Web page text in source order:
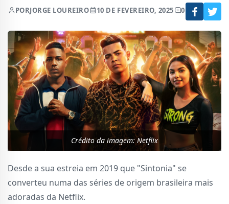
PORJORGE LOUREIRO 10 DE FEVEREIRO, 2025 0
Crédito da imagem: Netflix
Desde a sua estreia em 2019 que "Sintonia" se
converteu numa das séries de origem brasileira mais
adoradas da Netflix.